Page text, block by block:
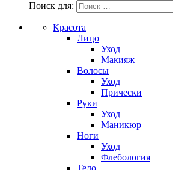
Поиск для:
Красота
Лицо
Уход
Макияж
Волосы
Уход
Прически
Руки
Уход
Маникюр
Ноги
Уход
Флебология
Тело